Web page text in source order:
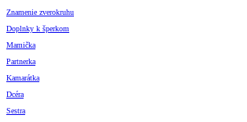
Znamenie zverokruhu
Doplnky k šperkom
Mamička
Partnerka
Kamarátka
Dcéra
Sestra